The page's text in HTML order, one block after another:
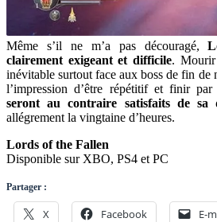
Même s’il ne m’a pas découragé,
clairement exigeant et difficile. Mourir
inévitable surtout face aux boss de fin de
l’impression d’être répétitif et finir par
seront au contraire satisfaits de sa
allégrement la vingtaine d’heures.
Lords of the Fallen
Disponible sur XBO, PS4 et PC
Partager :
X Facebook E-